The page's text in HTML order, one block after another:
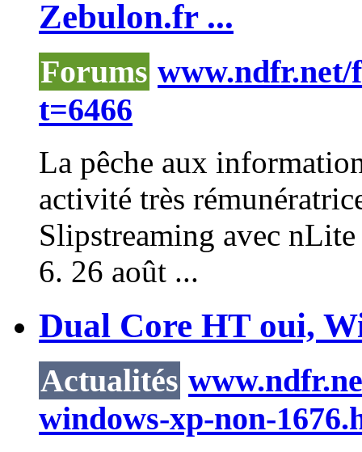
Zebulon.fr ...
Forums www.ndfr.net/
t=6466
La pêche aux
activité très
Slipstreaming avec nLite
6. 26 août ...
Dual Core HT oui,
Actualités
windows-xp-non-